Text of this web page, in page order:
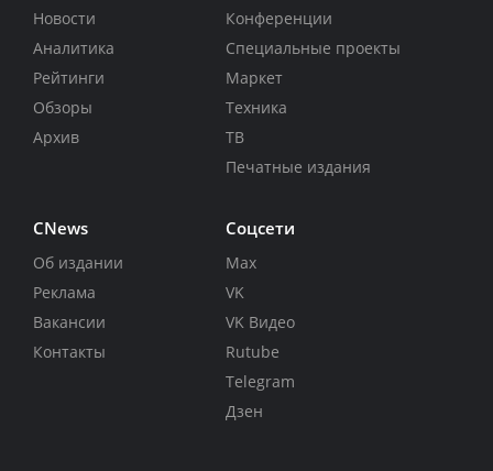
Новости
Аналитика
Рейтинги
Обзоры
Архив
Конференции
Специальные проекты
Маркет
Техника
ТВ
Печатные издания
CNews
Об издании
Реклама
Вакансии
Контакты
Соцсети
Max
VK
VK Видео
Rutube
Telegram
Дзен